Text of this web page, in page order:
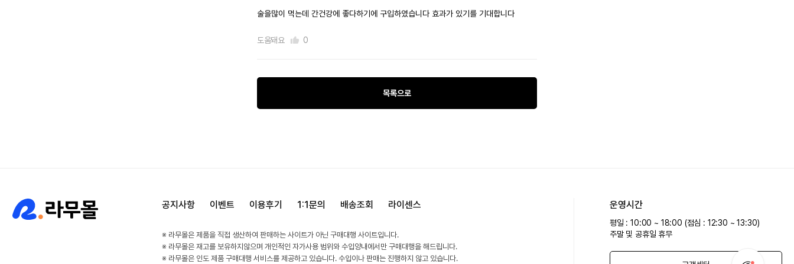
술을많이 먹는데 간건강에 좋다하기에 구입하였습니다 효과가 있기를 기대합니다
도움돼요 0
목록으로
공지사항 이벤트 이용후기 1:1문의 배송조회 라이센스
※ 라무몰은 제품을 직접 생산하여 판매하는 사이트가 아닌 구매대행 사이트입니다.
※ 라무몰은 재고를 보유하지않으며 개인적인 자가사용 범위와 수입양내에서만 구매대행을 해드립니다.
※ 라무몰은 인도 제품 구매대행 서비스를 제공하고 있습니다. 수입이나 판매는 진행하지 않고 있습니다.
운영시간
평일 : 10:00 ~ 18:00 (점심 : 12:30 ~ 13:30)
주말 및 공휴일 휴무